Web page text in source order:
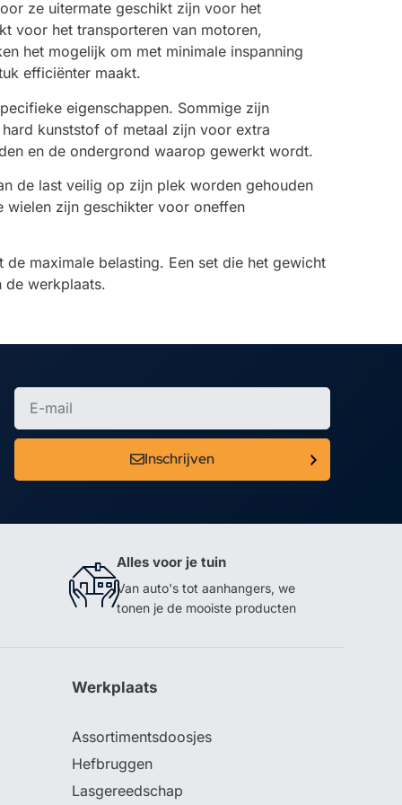
ze uitermate geschikt zijn voor het
voor het transporteren van motoren,
het mogelijk om met minimale inspanning
efficiënter maakt.
eigenschappen. Sommige zijn
kunststof of metaal zijn voor extra
en de ondergrond waarop gewerkt wordt.
de last veilig op zijn plek worden gehouden
wielen zijn geschikter voor oneffen
maximale belasting. Een set die het gewicht
de werkplaats.
Inschrijven
Alles voor je tuin
Van auto's tot aanhangers, we
tonen je de mooiste producten
Werkplaats
Assortimentsdoosjes
Hefbruggen
Lasgereedschap